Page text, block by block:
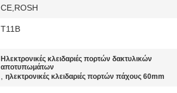
CE,ROSH
T11B
Ηλεκτρονικές κλειδαριές πορτών δακτυλικών
αποτυπωμάτων
,ηλεκτρονικές κλειδαριές πορτών πάχους 60mm